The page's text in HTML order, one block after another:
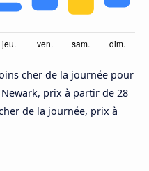
cher de la journée pour
prix à partir de 28
de la journée, prix à